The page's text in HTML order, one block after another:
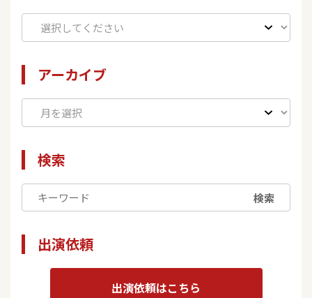
アーカイブ
検索
検索
出演依頼
出演依頼はこちら